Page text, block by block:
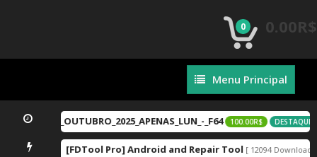
0 0.00R$
Menu
Principal
Menu Principal
LX3_1_OUTUBRO_2025_APENAS_LUN_-_F64 100.00R$ DESTAQUE
Downloads ] [FDTool Pro] Android and Repair Tool [ 12094 Downloads ]